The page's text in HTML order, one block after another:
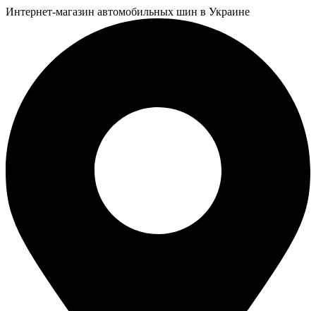
Интернет-магазин автомобильных шин в Украине